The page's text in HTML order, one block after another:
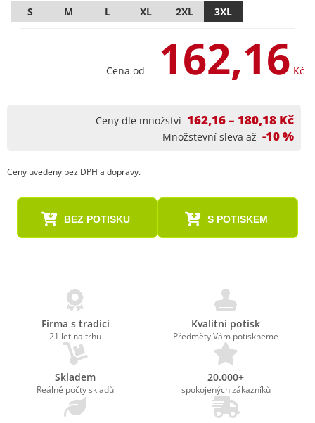
S M L XL 2XL 3XL
Cena od 162,16 Kč
Ceny dle množství 162,16 – 180,18 Kč
Množstevní sleva až -10 %
Ceny uvedeny bez DPH a dopravy.
BEZ POTISKU S POTISKEM
Firma s tradicí
21 let na trhu
Kvalitní potisk
Předměty Vám potiskneme
Skladem
Reálné počty skladů
20.000+
spokojených zákazníků